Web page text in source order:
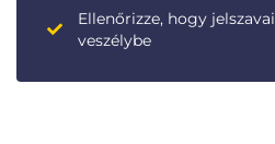
Ellenőrizze, hogy
veszélybe